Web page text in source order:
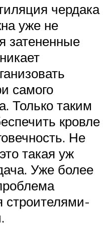
чердака
уже не
затененные
самого
Только таким
кровле
Не
такая уж
Уже более
строителями-